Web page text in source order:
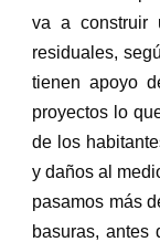
va a construir
residuales,
tienen apoyo
proyectos lo
de los
y daños al
pasamos más
basuras, antes